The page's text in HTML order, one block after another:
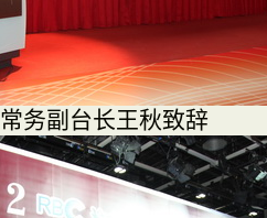
常务副台长王秋致辞